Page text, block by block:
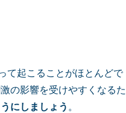
て起こることがほとんどで
の影響を受けやすくなるた
にしましょう 。